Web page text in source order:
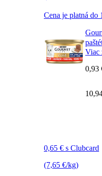
Cena je platná do
Viac
0,65 € s Clubcard
(7,65 €/kg)
0,93